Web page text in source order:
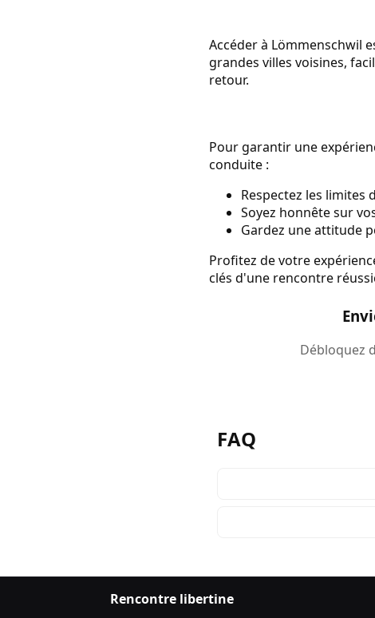
Accéder à Lömmenschwil
grandes villes voisines,
retour.
Pour garantir une
conduite :
Respectez les limites
Soyez honnête sur
Gardez une attitude
Profitez de votre
clés d'une rencontre
Débloquez
FAQ
Rencontre libertine